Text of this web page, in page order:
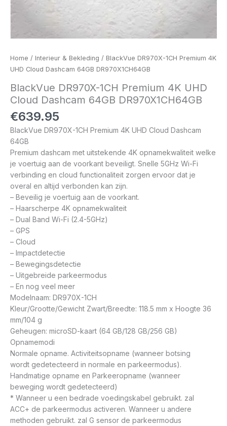
Home / Interieur & Bekleding / BlackVue DR970X-1CH Premium 4K
UHD Cloud Dashcam 64GB DR970X1CH64GB
BlackVue DR970X-1CH Premium 4K UHD
Cloud Dashcam 64GB DR970X1CH64GB
€639.95
BlackVue DR970X-1CH Premium 4K UHD Cloud Dashcam
64GB
Premium dashcam met uitstekende 4K opnamekwaliteit welke
je voertuig aan de voorkant beveiligt. Snelle 5GHz Wi-Fi
verbinding en cloud functionaliteit zorgen ervoor dat je
overal en altijd verbonden kan zijn.
– Beveilig je voertuig aan de voorkant.
– Haarscherpe 4K opnamekwaliteit
– Dual Band Wi-Fi (2.4-5GHz)
– GPS
– Cloud
– Impactdetectie
– Bewegingsdetectie
– Uitgebreide parkeermodus
– En nog veel meer
Modelnaam: DR970X-1CH
Kleur/Grootte/Gewicht Zwart/Breedte: 118.5 mm x Hoogte 36
mm/104 g
Geheugen: microSD-kaart (64 GB/128 GB/256 GB)
Opnamemodi
Normale opname. Activiteitsopname (wanneer botsing
wordt gedetecteerd in normale en parkeermodus).
Handmatige opname en Parkeeropname (wanneer
beweging wordt gedetecteerd)
* Wanneer u een bedrade voedingskabel gebruikt. zal
ACC+ de parkeermodus activeren. Wanneer u andere
methoden gebruikt. zal G sensor de parkeermodus